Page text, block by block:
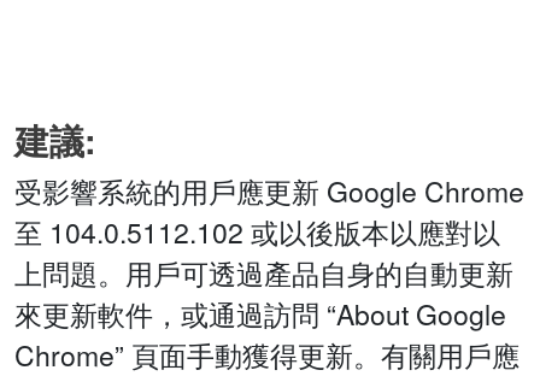
建議:
受影響系統的用戶應更新 Google Chrome
至 104.0.5112.102 或以後版本以應對以
上問題。用戶可透過產品自身的自動更新
來更新軟件，或通過訪問 “About Google
Chrome” 頁面手動獲得更新。有關用戶應